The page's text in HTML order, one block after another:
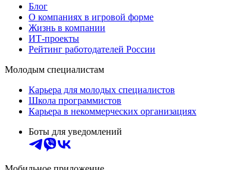
Блог
О компаниях в игровой форме
Жизнь в компании
ИТ-проекты
Рейтинг работодателей России
Молодым специалистам
Карьера для молодых специалистов
Школа программистов
Карьера в некоммерческих организациях
Боты для уведомлений